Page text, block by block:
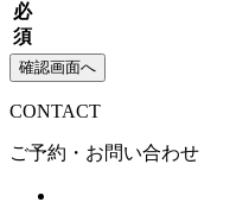
必
須
CONTACT
ご予約・お問い合わせ